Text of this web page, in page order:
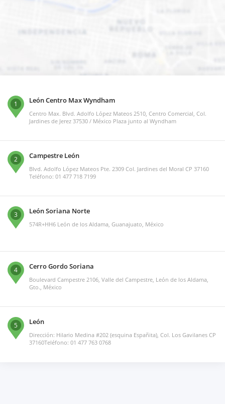
1 León Centro Max Wyndham
Centro Max. Blvd. Adolfo López Mateos 2510, Centro Comercial, Col.
Jardines de Jerez 37530 / México Plaza junto al Wyndham
2 Campestre León
Blvd. Adolfo López Mateos Pte. 2309 Col. Jardines del Moral CP 37160
Teléfono: 01 477 718 7199
3 León Soriana Norte
574R+HH6 León de los Aldama, Guanajuato, México
4 Cerro Gordo Soriana
Boulevard Campestre 2106, Valle del Campestre, León de los Aldama,
Gto., México
5 León
Dirección: Hilario Medina #202 (esquina Españita), Col. Los Gavilanes CP
37160Teléfono: 01 477 763 0768